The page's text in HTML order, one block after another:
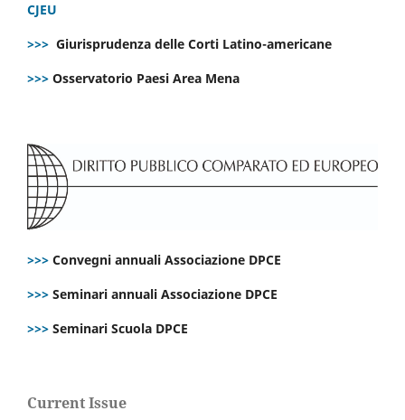
CJEU
>>> Giurisprudenza delle Corti Latino-americane
>>> Osservatorio Paesi Area Mena
>>> Convegni annuali Associazione DPCE
>>> Seminari annuali Associazione DPCE
>>> Seminari Scuola DPCE
Current Issue